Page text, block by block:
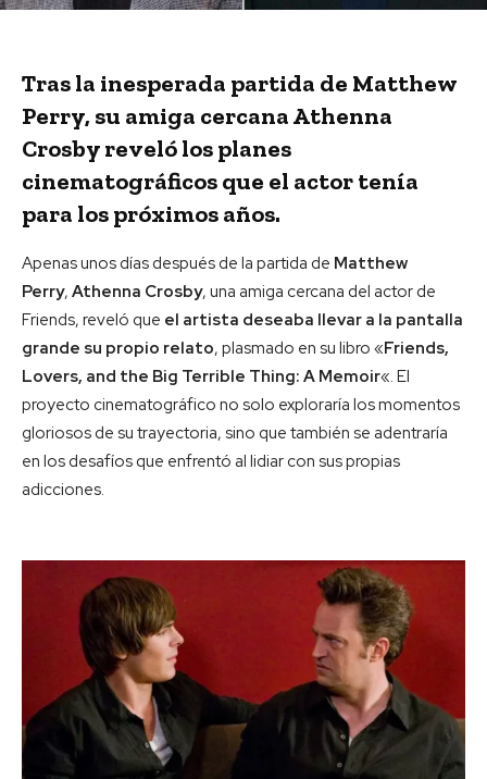
Tras la inesperada partida de Matthew
Perry, su amiga cercana Athenna
Crosby reveló los planes
cinematográficos que el actor tenía
para los próximos años.
Apenas unos días después de la partida de Matthew
Perry, Athenna Crosby, una amiga cercana del actor de
Friends, reveló que el artista deseaba llevar a la pantalla
grande su propio relato, plasmado en su libro «Friends,
Lovers, and the Big Terrible Thing: A Memoir«. El
proyecto cinematográfico no solo exploraría los momentos
gloriosos de su trayectoria, sino que también se adentraría
en los desafíos que enfrentó al lidiar con sus propias
adicciones.